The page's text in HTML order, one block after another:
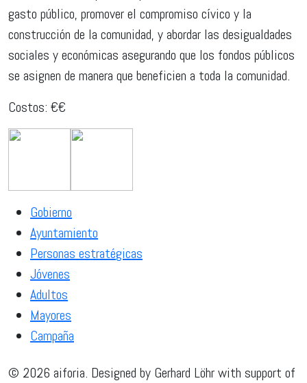
gasto público, promover el compromiso cívico y la
construcción de la comunidad, y abordar las desigualdades
sociales y económicas asegurando que los fondos públicos
se asignen de manera que beneficien a toda la comunidad.
Costos: €€
Gobierno
Ayuntamiento
Personas estratégicas
Jóvenes
Adultos
Mayores
Campaña
© 2026 aiforia. Designed by Gerhard Löhr with support of